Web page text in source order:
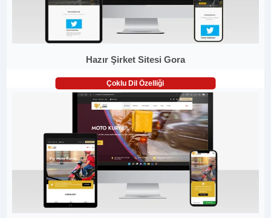
Hazır Şirket Sitesi Gora
Çoklu Dil Özelliği